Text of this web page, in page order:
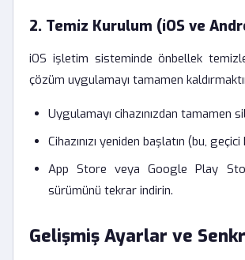
2. Temiz Kurulum (iOS ve
iOS işletim sisteminde önbellek
çözüm uygulamayı tamamen
Uygulamayı cihazınızdan tamamen
Cihazınızı yeniden başlatın (bu,
App Store veya Google Play
sürümünü tekrar indirin.
Gelişmiş Ayarlar ve